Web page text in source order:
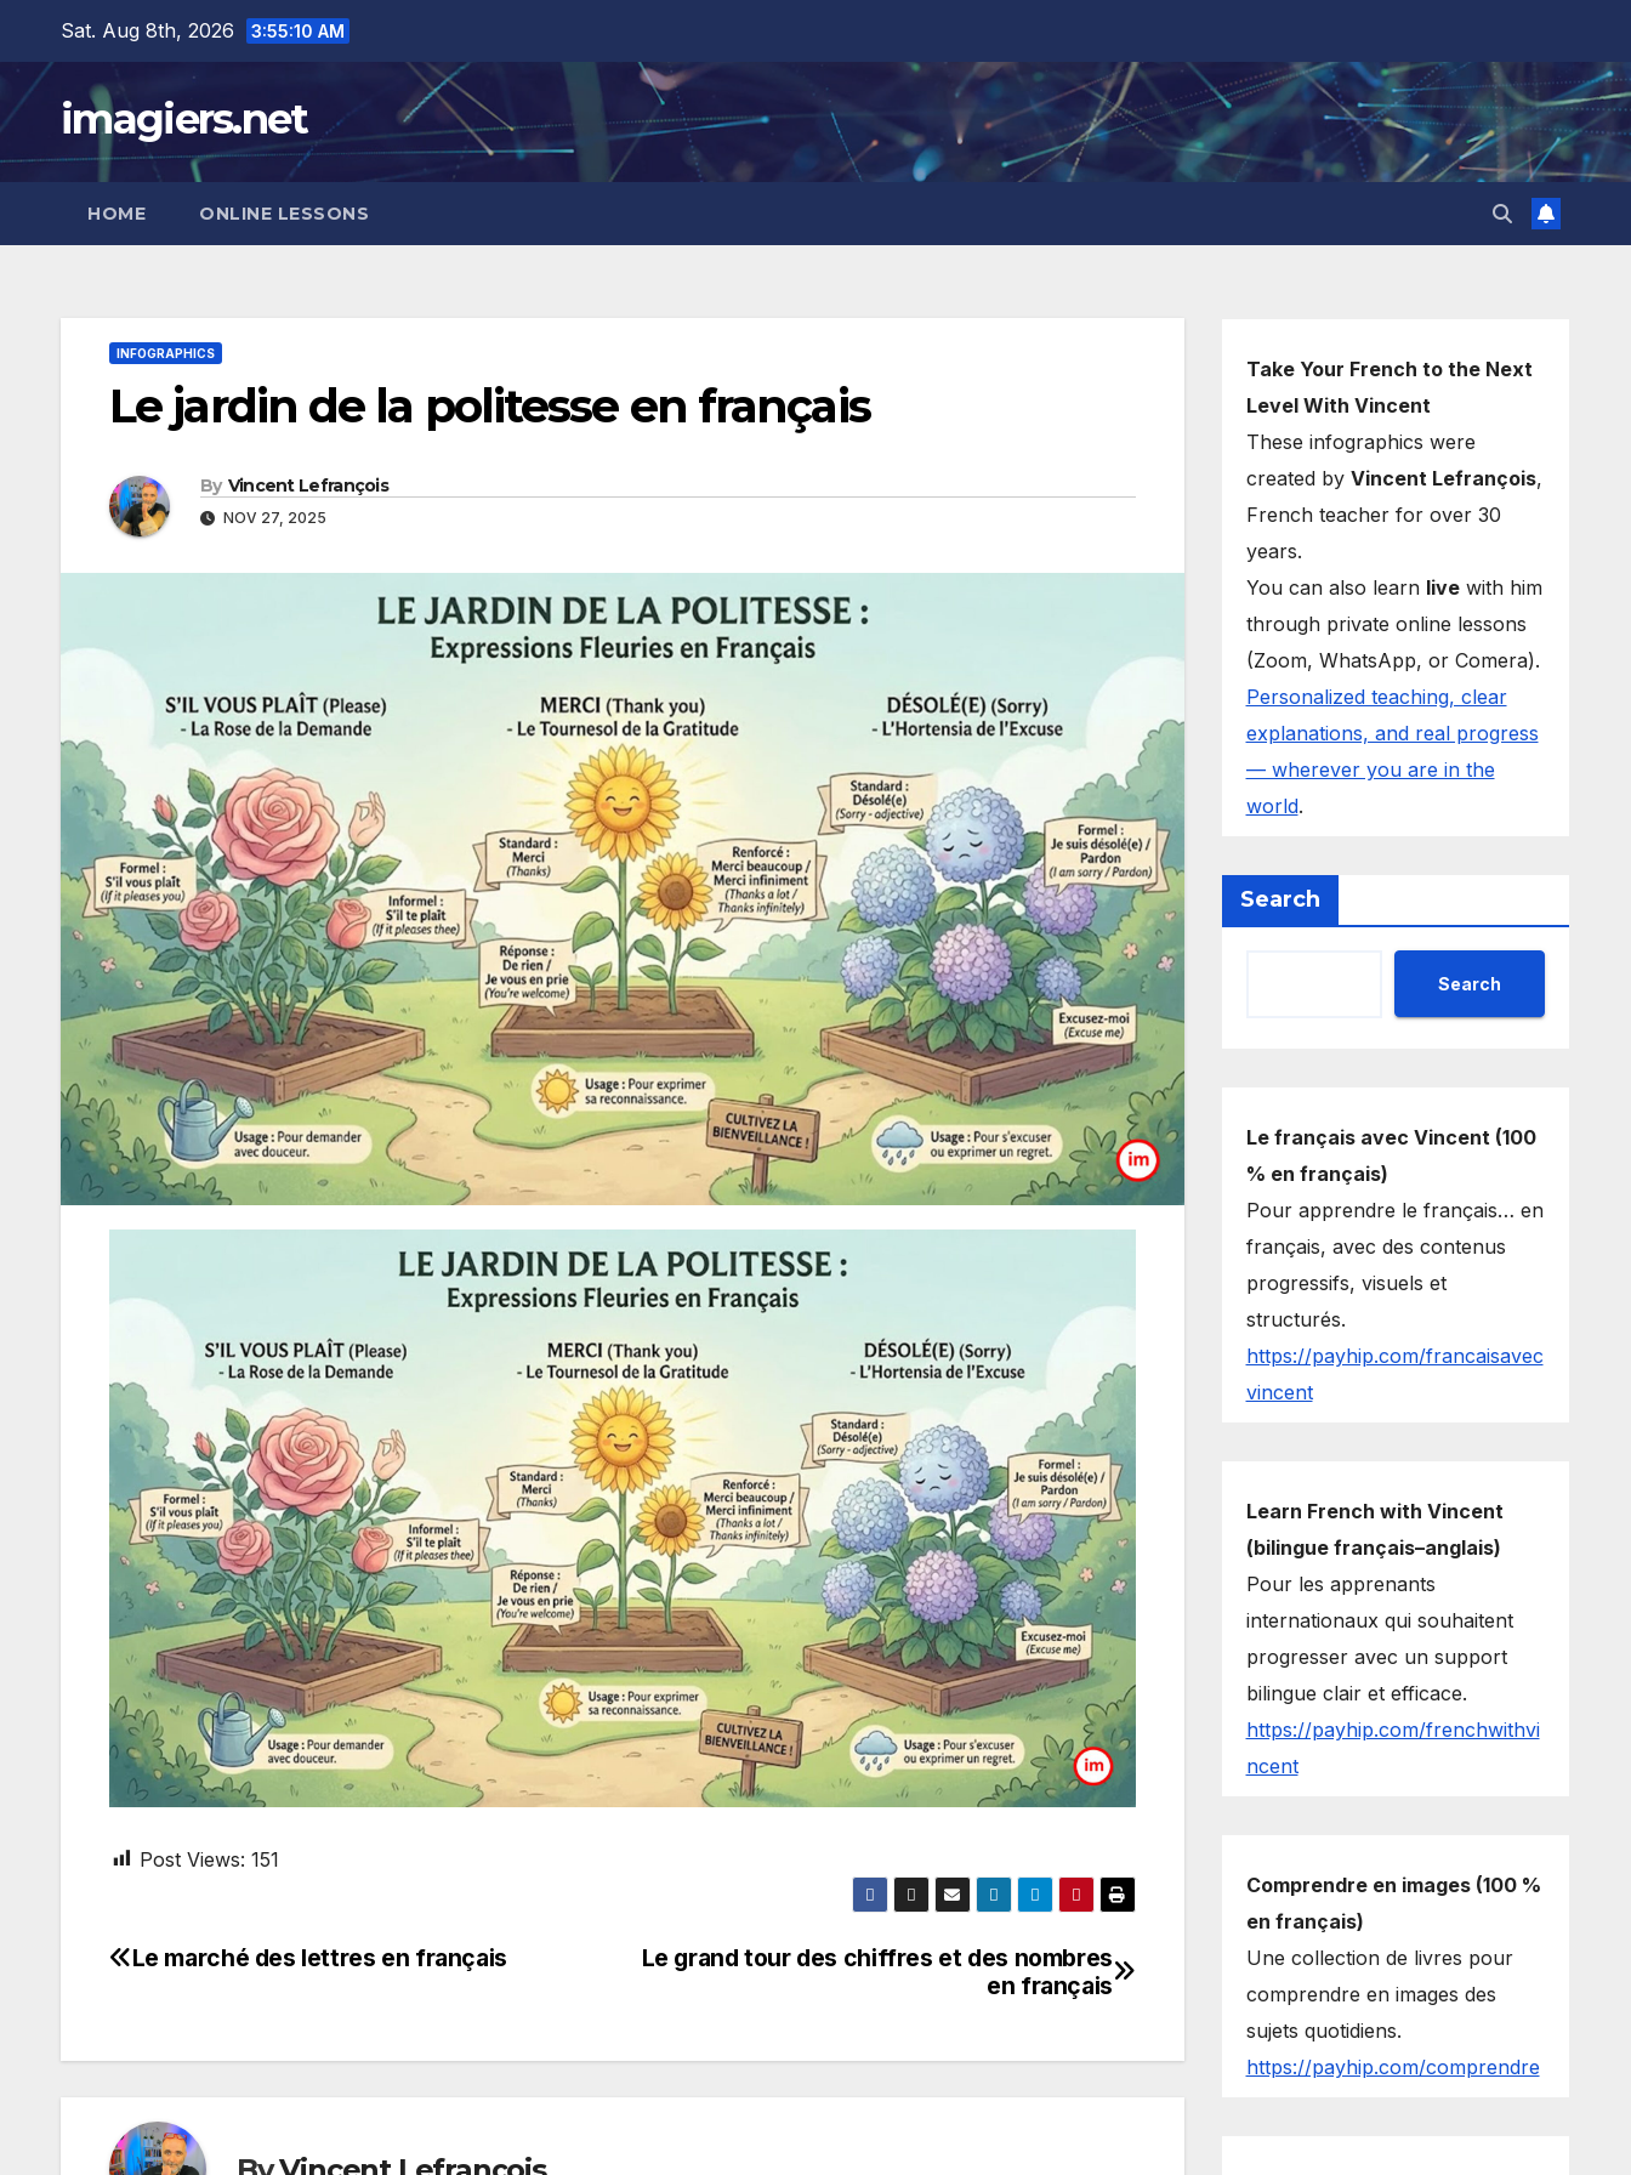
content
Sat. Aug 8th, 2026 3:55:11 AM
imagiers.net
HOME ONLINE LESSONS
INFOGRAPHICS
Le jardin de la politesse en français
By Vincent Lefrançois
NOV 27, 2025
Post Views: 151
Post
Le grand tour des chiffres et des nombres
en français
Le marché des lettres en français
Take Your French to the Next
Level With Vincent
These infographics were
created by Vincent Lefrançois,
French teacher for over 30
years.
You can also learn livewith him
through private online lessons
(Zoom, WhatsApp, or Comera).
Personalized teaching, clear
explanations, and real progress
— wherever you are in the
world.
Search
Search
Le français avec Vincent (100
% en français)
Pour apprendre le français… en
français, avec des contenus
progressifs, visuels et
structurés.
https://payhip.com/francaisavec
vincent
Learn French with Vincent
(bilingue français–anglais)
Pour les apprenants
internationaux qui souhaitent
progresser avec un support
bilingue clair et efficace.
https://payhip.com/frenchwithvi
ncent
Comprendre en images (100 %
en français)
Une collection de livres pour
comprendre en images des
sujets quotidiens.
https://payhip.com/comprendre